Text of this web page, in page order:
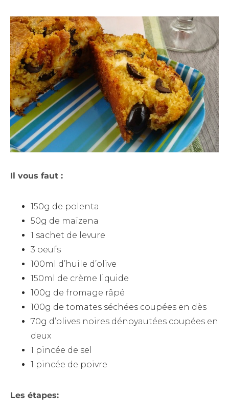
Il vous faut :
150g de polenta
50g de maïzena
1 sachet de levure
3 oeufs
100ml d’huile d’olive
150ml de crème liquide
100g de fromage râpé
100g de tomates séchées coupées en dès
70g d’olives noires dénoyautées coupées en
deux
1 pincée de sel
1 pincée de poivre
Les étapes: